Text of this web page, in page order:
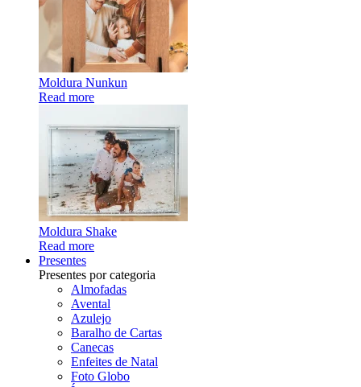
Moldura Nunkun
Read more
Moldura Shake
Read more
Presentes
Presentes por categoria
Almofadas
Avental
Azulejo
Baralho de Cartas
Canecas
Enfeites de Natal
Foto Globo